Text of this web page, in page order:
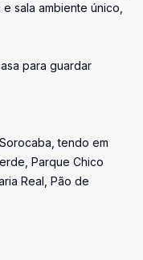
sala ambiente único,
para guardar
tendo em
Parque Chico
Real, Pão de